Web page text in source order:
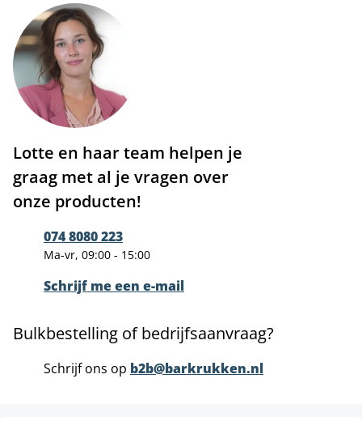
Lotte en haar team helpen je
graag met al je vragen over
onze producten!
074 8080 223
Ma-vr, 09:00 - 15:00
Schrijf me een e-mail
Bulkbestelling of bedrijfsaanvraag?
Schrijf ons op b2b@barkrukken.nl